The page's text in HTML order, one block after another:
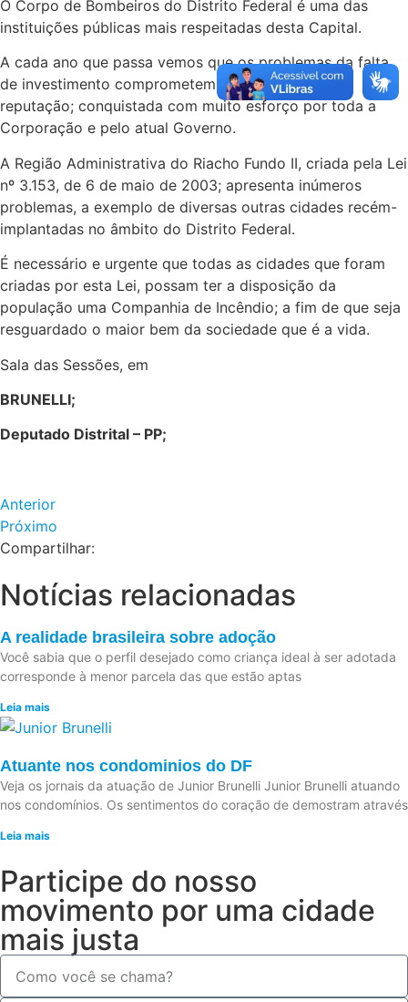
O Corpo de Bombeiros do Distrito Federal é uma das
instituições públicas mais respeitadas desta Capital.
A cada ano que passa vemos que os problemas da falta
de investimento comprometem sobremaneira essa
reputação; conquistada com muito esforço por toda a
Corporação e pelo atual Governo.
A Região Administrativa do Riacho Fundo II, criada pela Lei
nº 3.153, de 6 de maio de 2003; apresenta inúmeros
problemas, a exemplo de diversas outras cidades recém-
implantadas no âmbito do Distrito Federal.
É necessário e urgente que todas as cidades que foram
criadas por esta Lei, possam ter a disposição da
população uma Companhia de Incêndio; a fim de que seja
resguardado o maior bem da sociedade que é a vida.
Sala das Sessões, em
BRUNELLI;
Deputado Distrital – PP;
Anterior
Próximo
Compartilhar:
Notícias relacionadas
A realidade brasileira sobre adoção
Você sabia que o perfil desejado como criança ideal à ser adotada
corresponde à menor parcela das que estão aptas
Leia mais
Atuante nos condominios do DF
Veja os jornais da atuação de Junior Brunelli Junior Brunelli atuando
nos condomínios. Os sentimentos do coração de demostram através
Leia mais
Participe do nosso
movimento por uma cidade
mais justa